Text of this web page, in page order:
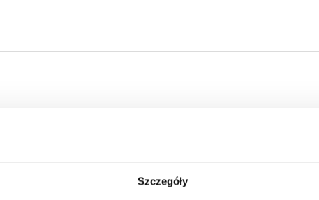
Szczegóły